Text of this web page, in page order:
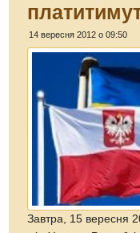
14 вересня 2012 о 09:50
Завтра, 15 вересня